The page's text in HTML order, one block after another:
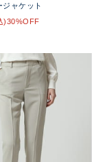
ジャケット
)30%OFF